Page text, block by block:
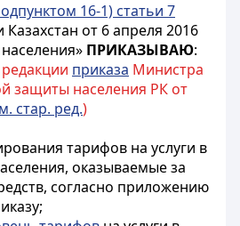
16-1) статьи 7
от 6 апреля 2016
ПРИКАЗЫВАЮ:
приказа Министра
защиты населения РК от
стар. ред.)
тарифов на услуги в
оказываемые за
согласно приложению